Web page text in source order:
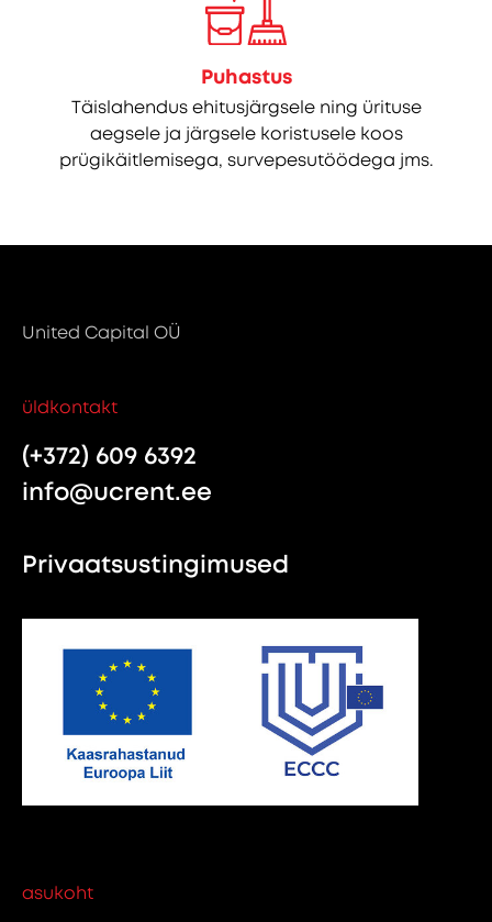
Puhastus
Täislahendus ehitusjärgsele ning ürituse
aegsele ja järgsele koristusele koos
prügikäitlemisega, survepesutöödega jms.
United Capital OÜ
üldkontakt
(+372) 609 6392
info@ucrent.ee
Privaatsustingimused
asukoht